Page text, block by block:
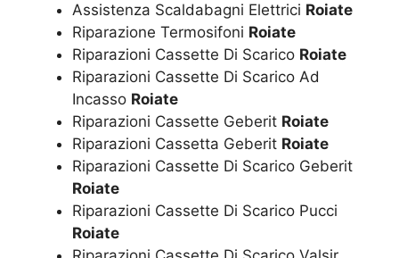
Assistenza Scaldabagni Elettrici Roiate
Riparazione Termosifoni Roiate
Riparazioni Cassette Di Scarico Roiate
Riparazioni Cassette Di Scarico Ad
Incasso Roiate
Riparazioni Cassette Geberit Roiate
Riparazioni Cassetta Geberit Roiate
Riparazioni Cassette Di Scarico Geberit
Roiate
Riparazioni Cassette Di Scarico Pucci
Roiate